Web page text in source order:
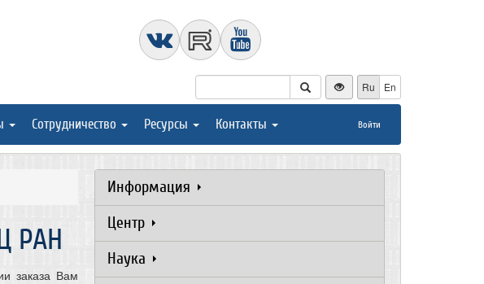
Ru En
Сотрудничество Ресурсы Контакты Войти
РАН
заказа Вам
Информация
Центр
Наука